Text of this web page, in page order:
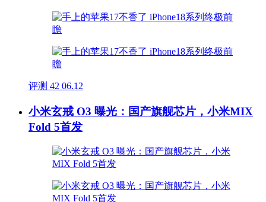
评测 42 06.12
小米玄戒 O3 曝光：国产旗舰芯片，小米MIX
Fold 5首发